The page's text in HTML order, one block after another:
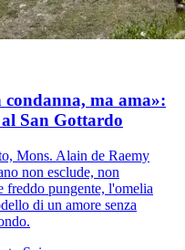
condanna, ma ama»:
San Gottardo
Mons. Alain de Raemy
non esclude, non
freddo pungente, l'omelia
di un amore senza